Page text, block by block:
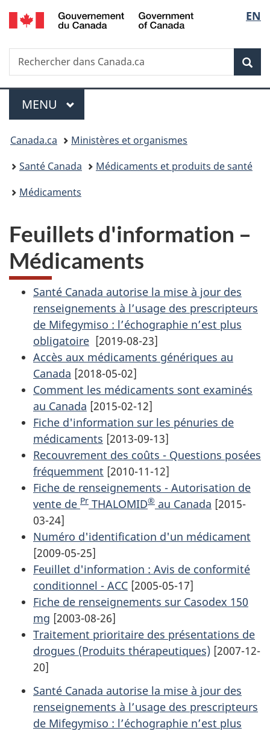
Passer
au
principal
Passer
à
Au
du
Passer
à
version
simplifiée
de
la
EN
Recherche
Rechercher
dans
Menu
MENU PRINCIPAL
Vous
êtes
ici :
Canada.ca
Ministères et organismes
Santé Canada
Médicaments et produits de santé
Médicaments
Feuillets d'information –
Médicaments
Santé Canada autorise la mise à jour des
renseignements à l’usage des prescripteurs
de Mifegymiso : l’échographie n’est plus
obligatoire [2019-08-23]
Accès aux médicaments génériques au
Canada [2018-05-02]
Comment les médicaments sont examinés
au Canada [2015-02-12]
Fiche d'information sur les pénuries de
médicaments [2013-09-13]
Recouvrement des coûts - Questions posées
fréquemment [2010-11-12]
Fiche de renseignements - Autorisation de
vente de Pr THALOMID® au Canada [2015-
03-24]
Numéro d'identification d'un médicament
[2009-05-25]
Feuillet d'information : Avis de conformité
conditionnel - ACC [2005-05-17]
Fiche de renseignements sur Casodex 150
mg [2003-08-26]
Traitement prioritaire des présentations de
drogues (Produits thérapeutiques) [2007-12-
20]
Santé Canada autorise la mise à jour des
renseignements à l’usage des prescripteurs
de Mifegymiso : l’échographie n’est plus